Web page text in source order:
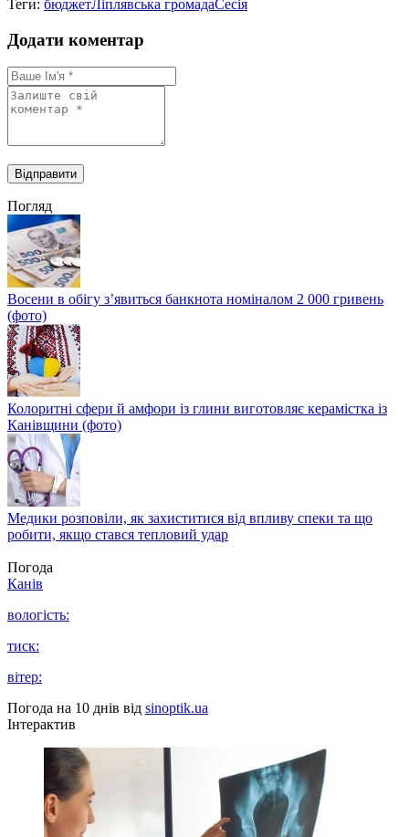
Теги: бюджетЛіплявська громадаСесія
Додати коментар
Погляд
Восени в обігу з’явиться банкнота номіналом 2 000 гривень
(фото)
Колоритні сфери й амфори із глини виготовляє керамістка із
Канівщини (фото)
Медики розповіли, як захиститися від впливу спеки та що
робити, якщо стався тепловий удар
Погода
Канів
вологість:
тиск:
вітер:
Погода на 10 днів від sinoptik.ua
Інтерактив